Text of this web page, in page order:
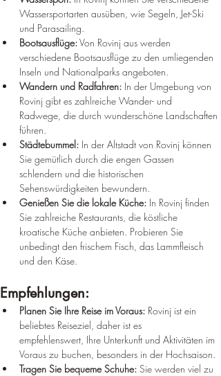
Wassersportarten ausüben, wie Segeln, Jet-Ski
und Parasailing.
Bootsausflüge: Von Rovinj aus werden
verschiedene Bootsausflüge zu den umliegenden
Inseln und Nationalparks angeboten.
Wandern und Radfahren: In der Umgebung von
Rovinj gibt es zahlreiche Wander- und
Radwege, die durch wunderschöne Landschaften
führen.
Städtebummel: In der Altstadt von Rovinj können
Sie gemütlich durch die engen Gassen
schlendern und die historischen
Sehenswürdigkeiten bewundern.
Genießen Sie die lokale Küche: In Rovinj finden
Sie zahlreiche Restaurants, die köstliche
kroatische Küche anbieten. Probieren Sie
unbedingt den frischem Fisch, das Lammfleisch
und den Käse.
Empfehlungen:
Planen Sie Ihre Reise im Voraus: Rovinj ist ein
beliebtes Reiseziel, daher ist es
empfehlenswert, Ihre Unterkunft und Aktivitäten im
Voraus zu buchen, besonders in der Hochsaison.
Tragen Sie bequeme Schuhe: Sie werden viel zu